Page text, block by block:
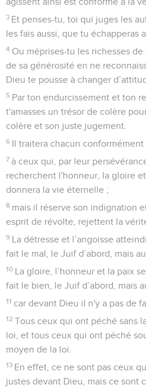
3 Et penses-tu, toi qui juges les
les fais aussi, que tu échapperas
4 Ou méprises-tu les richesses
de sa générosité en ne
Dieu te pousse à changer
5 Par ton endurcissement et ton
t'amasses un trésor de colère
colère et son juste jugement.
6 Il traitera chacun conformément
7 à ceux qui, par leur
recherchent l'honneur, la gloire
donnera la vie éternelle ;
8 mais il réserve son indignation
esprit de révolte, rejettent la
9 La détresse et l’angoisse
fait le mal, le Juif d’abord, mais
10 La gloire, l’honneur et la paix
fait le bien, le Juif d’abord, mais
11 car devant Dieu il n'y a pas de
12 Tous ceux qui ont péché sans
loi, et tous ceux qui ont péché
moyen de la loi.
13 En effet, ce ne sont pas ceux
justes devant Dieu, mais ce sont